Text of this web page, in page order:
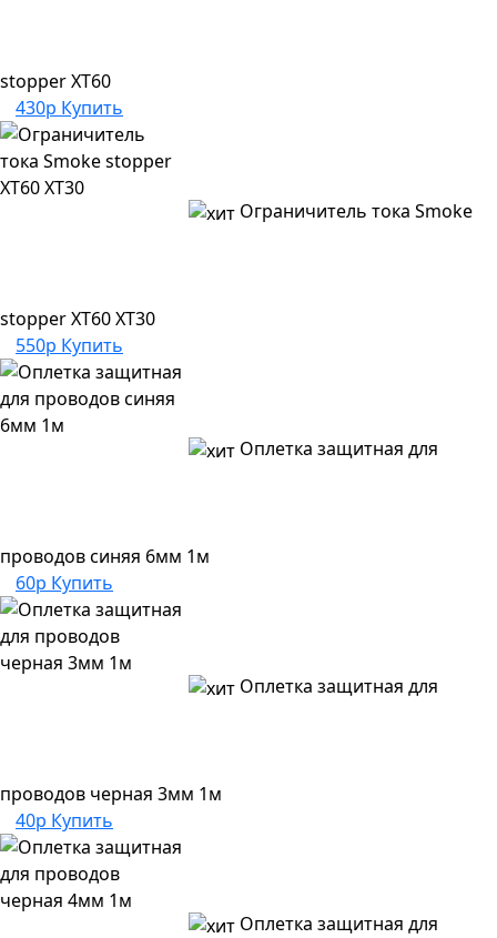
stopper XT60
430р Купить
Ограничитель тока Smoke
stopper XT60 XT30
550р Купить
Оплетка защитная для
проводов синяя 6мм 1м
60р Купить
Оплетка защитная для
проводов черная 3мм 1м
40р Купить
Оплетка защитная для